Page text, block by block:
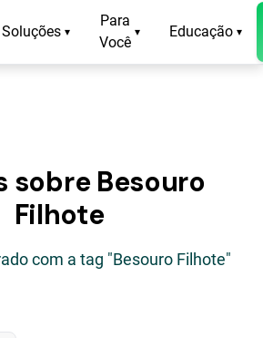
Soluções ▾
Para
Você
▾ Educação ▾
sobre Besouro
Filhote
com a tag "Besouro Filhote"